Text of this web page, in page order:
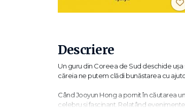
Descriere
Un guru din Coreea de Sud deschide
căreia ne putem clădi bunăstarea cu
Când Jooyun Hong a pornit în căutarea
celebru și fascinant. Relatând